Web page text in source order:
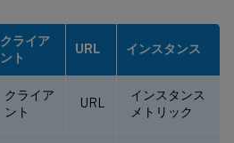
クライア
ント
URL インスタンス
クライア
ント
URL
インスタンス
メトリック